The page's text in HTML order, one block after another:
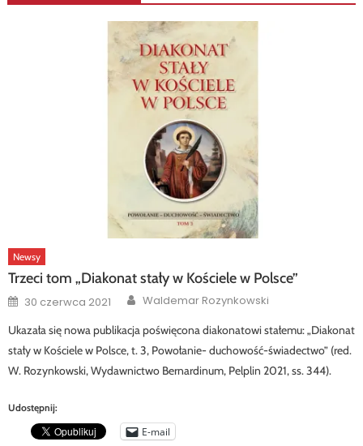
Newsy
Trzeci tom „Diakonat stały w Kościele w Polsce”
Posted
on
30 czerwca 2021 Author
Waldemar Rozynkowski
Ukazała się nowa publikacja poświęcona diakonatowi stałemu: „Diakonat
stały w Kościele w Polsce, t. 3, Powołanie- duchowość-świadectwo” (red.
W. Rozynkowski, Wydawnictwo Bernardinum, Pelplin 2021, ss. 344).
Udostępnij:
E-mail